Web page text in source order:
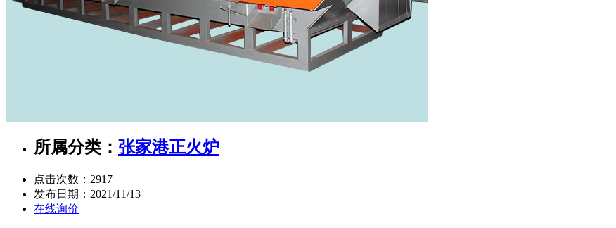
所属分类： 张家港正火炉
点击次数： 2917
发布日期： 2021/11/13
在线询价